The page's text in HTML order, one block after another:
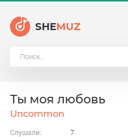
SHEMUZ
Ты моя любовь
Uncommon
Слушали:
7